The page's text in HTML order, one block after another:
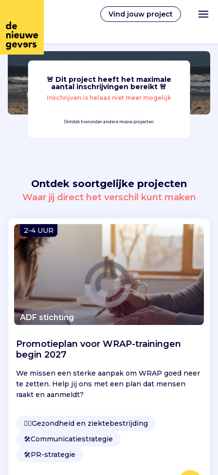
Vind jouw project
Nederlands
Vrijwilligerswerk
Vind jouw project
Inloggen
🚨 Dit project heeft het maximale
aantal inschrijvingen bereikt 🚨
Inschrijven is helaas niet meer mogelijk
Ontdek hieronder andere mooie projecten
Ontdek soortgelijke projecten
Waar jij direct het verschil kunt maken
2-4 UUR
ADF stichting
Promotieplan voor WRAP-trainingen
begin 2027
We missen een sterke aanpak om WRAP goed neer
te zetten. Help jij ons met een plan dat mensen
raakt en aanmeldt?
👩‍⚕️Gezondheid en ziektebestrijding
🛠️Communicatiestrategie
🛠️PR-strategie